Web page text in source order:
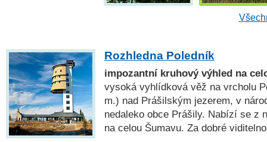
Rozhledna Poledník
impozantní kruhový výhled na
vysoká vyhlídková věž na vrcholu
m.) nad Prášilským jezerem, v
nedaleko obce Prášily. Nabízí se z
na celou Šumavu. Za dobré